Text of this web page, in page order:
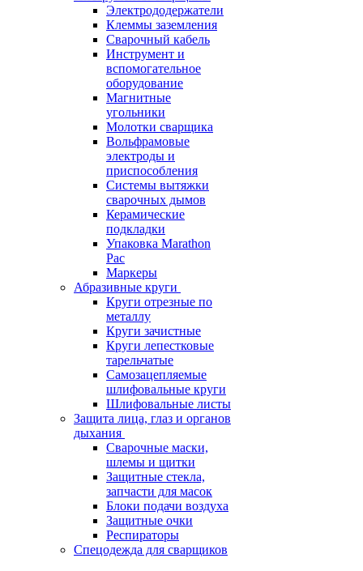
Электрододержатели
Клеммы заземления
Сварочный кабель
Инструмент и
вспомогательное
оборудование
Магнитные
угольники
Молотки сварщика
Вольфрамовые
электроды и
приспособления
Системы вытяжки
сварочных дымов
Керамические
подкладки
Упаковка Marathon
Pac
Маркеры
Абразивные круги
Круги отрезные по
металлу
Круги зачистные
Круги лепестковые
тарельчатые
Самозацепляемые
шлифовальные круги
Шлифовальные листы
Защита лица, глаз и органов
дыхания
Сварочные маски,
шлемы и щитки
Защитные стекла,
запчасти для масок
Блоки подачи воздуха
Защитные очки
Респираторы
Спецодежда для сварщиков